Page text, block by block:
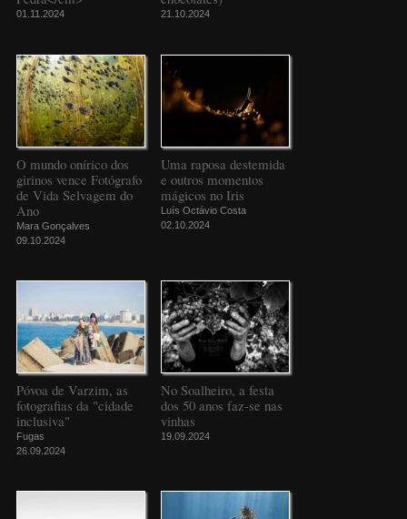
01.11.2024 21.10.2024
O mundo onírico dos
girinos vence Fotógrafo
de Vida Selvagem do
Ano
Mara Gonçalves
09.10.2024
Uma raposa destemida
e outros momentos
mágicos no Iris
Luís Octávio Costa
02.10.2024
Póvoa de Varzim, as
fotografias da "cidade
inclusiva"
Fugas
26.09.2024
No Soalheiro, a festa
dos 50 anos faz-se nas
vinhas
19.09.2024